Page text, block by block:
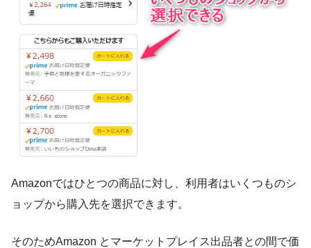
Amazonではひとつの商品に対し、利用者はいくつものシ
ョップから購入先を選択できます。
そのためAmazon とマーケットプレイス出品者との間で価